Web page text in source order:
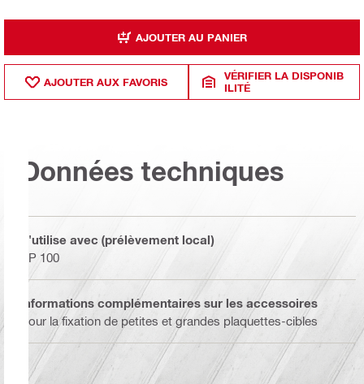
AJOUTER AU PANIER
AJOUTER AUX FAVORIS
VÉRIFIER LA DISPONIB
ILITÉ
Données techniques
S'utilise avec (prélèvement local)
PP 100
Informations complémentaires sur les accessoires
Pour la fixation de petites et grandes plaquettes-cibles